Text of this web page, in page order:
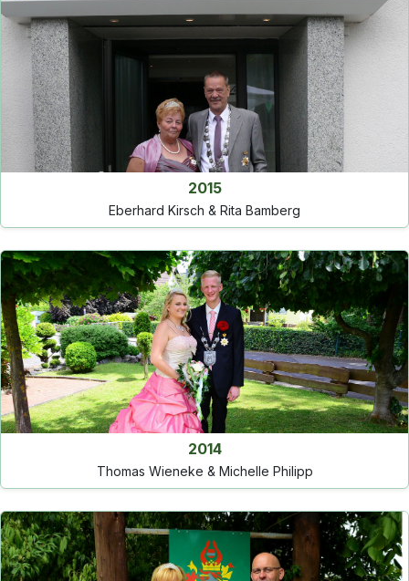
2015
Eberhard Kirsch & Rita Bamberg
2014
Thomas Wieneke & Michelle Philipp